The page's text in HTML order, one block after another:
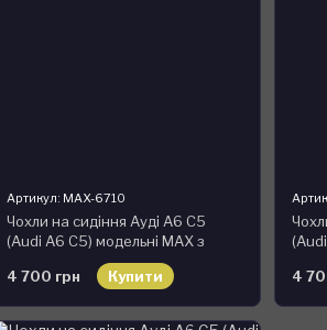
Артикул: MAX-6710
Чохли на сидіння Ауді А6 С5
(Audi A6 C5) модельні MAX з
екошкіри Чорно-білий
4 700 грн
Купити
4